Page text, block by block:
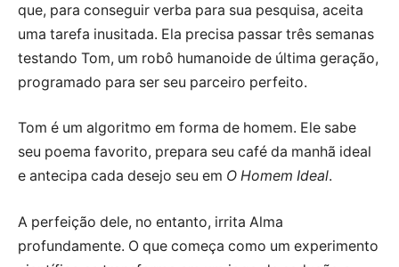
que, para conseguir verba para sua pesquisa, aceita
uma tarefa inusitada. Ela precisa passar três semanas
testando Tom, um robô humanoide de última geração,
programado para ser seu parceiro perfeito.
Tom é um algoritmo em forma de homem. Ele sabe
seu poema favorito, prepara seu café da manhã ideal
e antecipa cada desejo seu em O Homem Ideal.
A perfeição dele, no entanto, irrita Alma
profundamente. O que começa como um experimento